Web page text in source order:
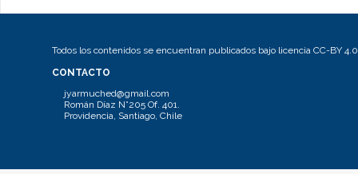
Todos los contenidos se encuentran publicados bajo licencia CC-BY 4.0
CONTACTO
jyarmuched@gmail.com
Román Díaz N°205 Of. 401.
Providencia, Santiago, Chile